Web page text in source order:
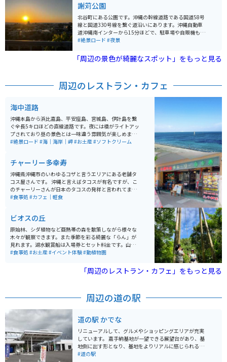
謝苅公園
北谷町にある公園です。沖縄の幹線道路である国道58号
線と国道330号線を繋ぐ道沿いにあります。沖縄自動車
道沖縄南インターから15分ほどで、駐車場や自販機もあ
り休憩もできます。 国道58号線から入ると上り、国道33
落内を通る道で幅員は狭く、急カーブも多いので安全運
転で走行してください。夕方に行くと沈む夕日と美浜ア
#絶景ロード #夜景
「周辺の景色が綺麗なスポット」をもっと見る
周辺のレストラン・カフェ
海中道路
沖縄本島から浜比嘉島、平安座島、宮城島、伊計島を繋
ぐ全長5キロほどの直線道路です。夜には橋がライトアッ
プされており昼の景色とは一味違う雰囲気が楽しめま
す。途中にはソフトクリームや特産品の購入ができる海
#絶景ロード #海｜海岸｜岬#お土産#ソフトクリーム
チャーリー多幸寿
沖縄県沖縄市のいわゆるコザと言うエリアにある老舗タ
コス屋さんです。 沖縄と言えばタコスが有名ですが、こ
のチャーリーさんが日本のタコスの発祥と言われてま
す。パリパリとした生地にたっぷり肉が入っていて、ア
#食事処 #カフェ｜軽食
ビオスの丘
原始林、シダ植物など亜熱帯の森を散策しながら様々な
木々が観察できます。また季節を彩る綺麗な「らん」が
見れます。湖水観賞船は入場券とセット料金です。山羊
との無料散歩が楽しい！カヌーに牛車、アスレチック、
#食事処 #お土産#イベント体験#動植物園
「周辺のレストラン・カフェ」をもっと見る
周辺の道の駅
道の駅 かでな
リニューアルして、グルメやショッピングエリアが充実
しています。 嘉手納基地が一望できる展望台があり、基
地側に出す形となり、基地をよりリアルに感じられるよ
うになっています。 また3階には学習展示室もあり、平
#道の駅